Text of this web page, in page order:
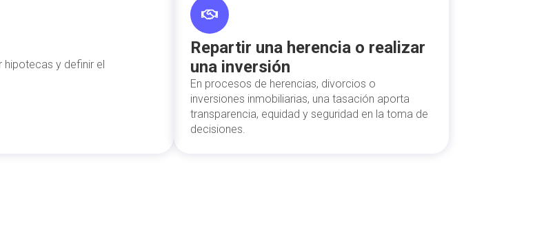
y definir el
Repartir una herencia o realizar
una inversión
En procesos de herencias, divorcios o
inversiones inmobiliarias, una tasación aporta
transparencia, equidad y seguridad en la toma de
decisiones.